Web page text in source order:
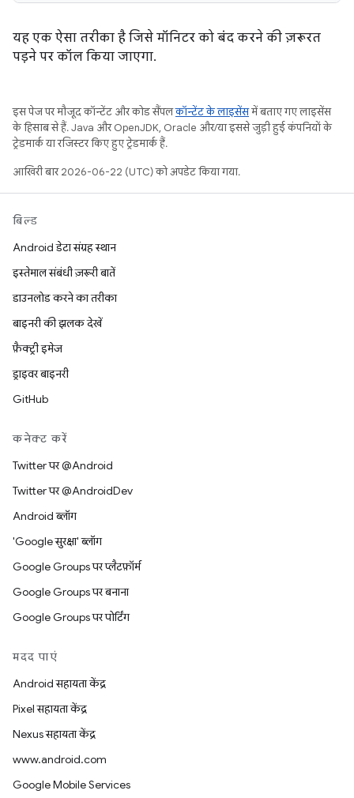
यह एक ऐसा तरीका है जिसे मॉनिटर को बंद करने की ज़रूरत
पड़ने पर कॉल किया जाएगा.
इस पेज पर मौजूद कॉन्टेंट और कोड सैंपलकॉन्टेंट के लाइसेंसमें बताए गए लाइसेंस
के हिसाब से हैं. Java और OpenJDK, Oracle और/या इससे जुड़ी हुई कंपनियों के
ट्रेडमार्क या रजिस्टर किए हुए ट्रेडमार्क हैं.
आखिरी बार 2026-06-22 (UTC) को अपडेट किया गया.
बिल्ड
Android डेटा संग्रह स्थान
इस्तेमाल संबंधी ज़रूरी बातें
डाउनलोड करने का तरीका
बाइनरी की झलक देखें
फ़ैक्ट्री इमेज
ड्राइवर बाइनरी
GitHub
कनेक्ट करें
Twitter पर @Android
Twitter पर @AndroidDev
Android ब्लॉग
'Google सुरक्षा' ब्लॉग
Google Groups पर प्लैटफ़ॉर्म
Google Groups पर बनाना
Google Groups पर पोर्टिंग
मदद पाएं
Android सहायता केंद्र
Pixel सहायता केंद्र
Nexus सहायता केंद्र
www.android.com
Google Mobile Services